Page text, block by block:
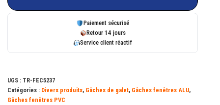
Gâche
galet
E-
0-
Paiement sécurisé
Retour 14 jours
Service client réactif
UGS : TR-FEC5237
Catégories : Divers produits, Gâches de galet, Gâches fenêtres ALU,
Gâches fenêtres PVC